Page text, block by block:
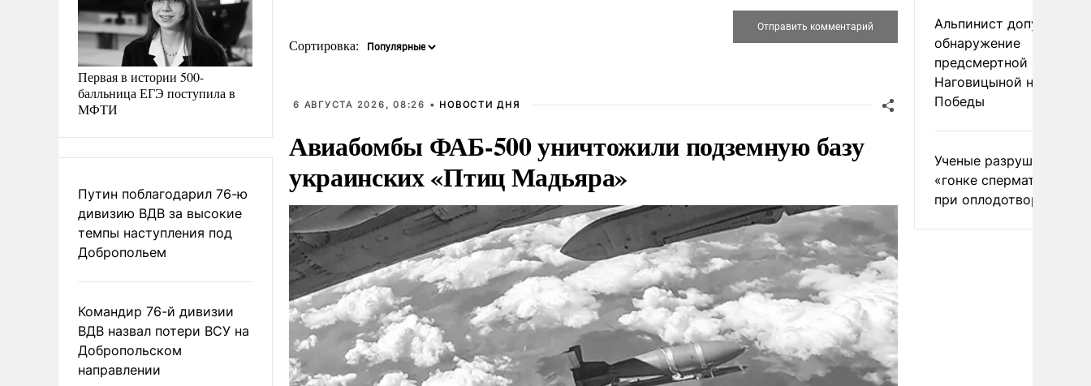
Первая в истории 500-
балльница ЕГЭ поступила в
МФТИ
Путин поблагодарил 76-ю
дивизию ВДВ за высокие
темпы наступления под
Добропольем
Командир 76-й дивизии
ВДВ назвал потери ВСУ на
Добропольском
направлении
Сортировка:
6 АВГУСТА 2026, 08:26 • НОВОСТИ ДНЯ
Авиабомбы ФАБ-500 уничтожили подземную базу
украинских «Птиц Мадьяра»
Альпинист допустил
обнаружение
предсмертной записки
Наговицыной на пике
Победы
Ученые разрушили миф
«гонке
при оплодотворении